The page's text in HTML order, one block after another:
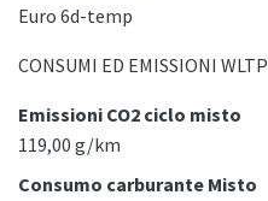
Euro 6d-temp
CONSUMI ED EMISSIONI WLTP
Emissioni CO2 ciclo misto
119,00 g/km
Consumo carburante Misto